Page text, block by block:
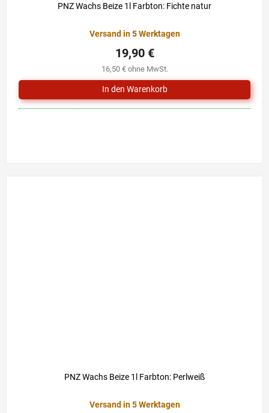
PNZ Wachs Beize 1l Farbton: Fichte natur
Versand in 5 Werktagen
16,50 € ohne MwSt.
19,90 €
PNZ Wachs Beize 1l Farbton: Perlweiß
Versand in 5 Werktagen